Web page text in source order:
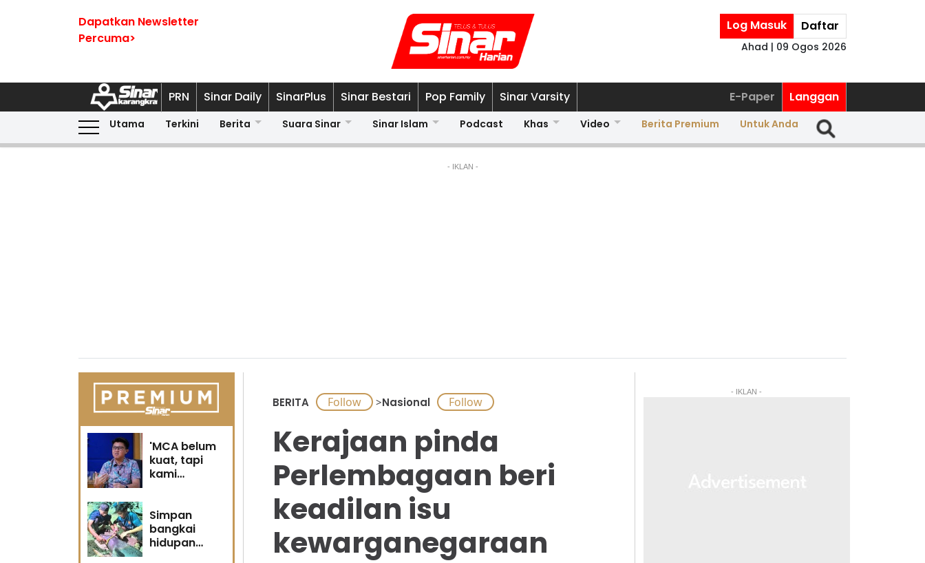
Dapatkan Newsletter
Percuma>
Log Masuk Daftar
Ahad | 09 Ogos 2026
PRN Sinar Daily SinarPlus Sinar Bestari Pop Family Sinar Varsity E-Paper Langgan
Utama Terkini Berita Suara Sinar Sinar Islam Podcast Khas Video Berita Premium Untuk Anda
- IKLAN -
'MCA belum
kuat, tapi
kami
Simpan
bangkai
hidupan
BERITA >Nasional
Kerajaan pinda
Perlembagaan beri
keadilan isu
kewarganegaraan
- IKLAN -